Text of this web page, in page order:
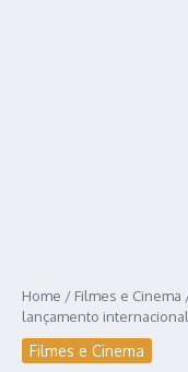
Home / Filmes e Cinema
lançamento
Filmes e Cinema